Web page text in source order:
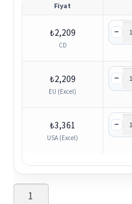
Fiyat
₺2,209
CD
−
₺2,209
EU (Excel)
−
₺3,361
USA (Excel)
−
Absynthe